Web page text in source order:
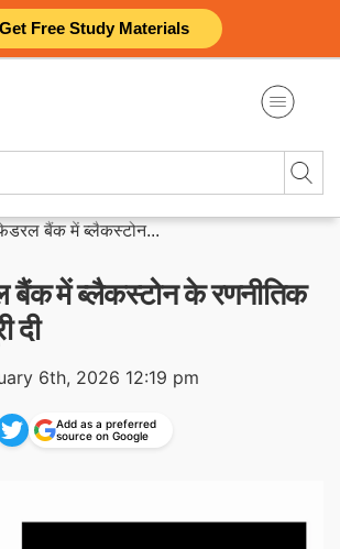
Get Free Study Materials
बैंक में ब्लैकस्टोन...
में ब्लैकस्टोन के रणनीतिक
दी
6th, 2026 12:19 pm
Add as a preferred
source on Google